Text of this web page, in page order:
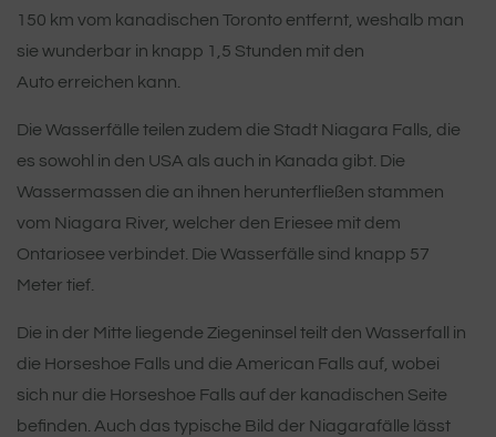
150 km vom kanadischen Toronto entfernt, weshalb man
sie wunderbar in knapp 1,5 Stunden mit den
Auto erreichen kann.
Die Wasserfälle teilen zudem die Stadt Niagara Falls, die
es sowohl in den USA als auch in Kanada gibt. Die
Wassermassen die an ihnen herunterfließen stammen
vom Niagara River, welcher den Eriesee mit dem
Ontariosee verbindet. Die Wasserfälle sind knapp 57
Meter tief.
Die in der Mitte liegende Ziegeninsel teilt den Wasserfall in
die Horseshoe Falls und die American Falls auf, wobei
sich nur die Horseshoe Falls auf der kanadischen Seite
befinden. Auch das typische Bild der Niagarafälle lässt